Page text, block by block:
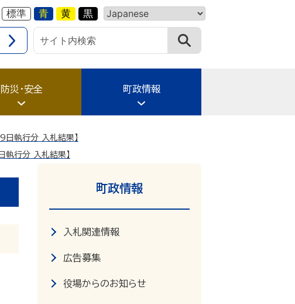
標準 青 黄 黒
防災・安全 町政情報
日執行分 入札結果】
執行分 入札結果】
町政情報
入札関連情報
広告募集
役場からのお知らせ